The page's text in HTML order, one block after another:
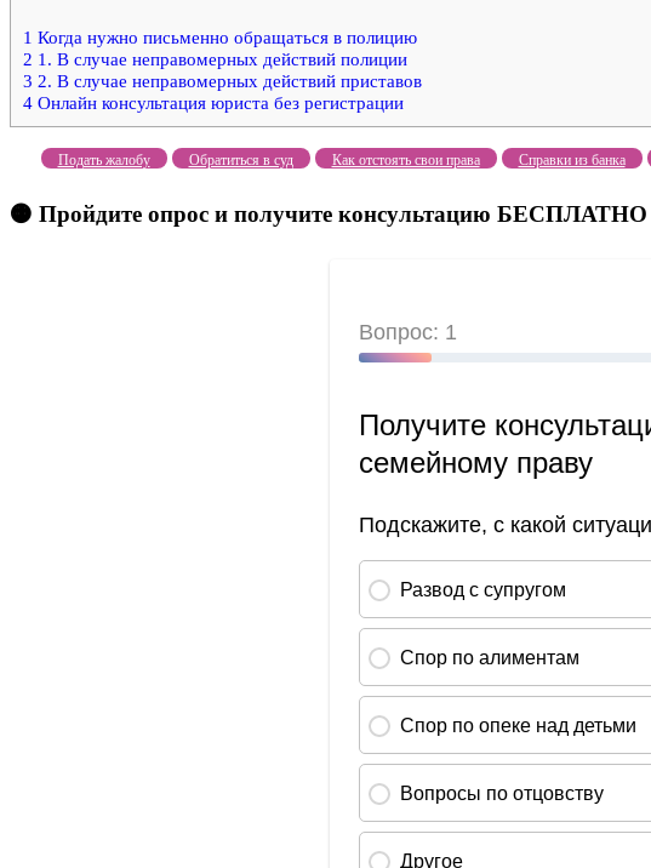
1 Когда нужно письменно обращаться в полицию
2 1. В случае неправомерных действий полиции
3 2. В случае неправомерных действий приставов
4 Онлайн консультация юриста без регистрации
Подать жалобу Обратиться в суд Как отстоять свои права Справки из банка
🟠 Пройдите опрос и получите консультацию БЕСПЛАТНО